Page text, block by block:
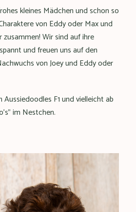
kleines Mädchen und schon so
von Eddy oder Max und
zusammen! Wir sind auf ihre
und freuen uns auf den
von Joey und Eddy oder
F1 und vielleicht ab
im Nestchen.